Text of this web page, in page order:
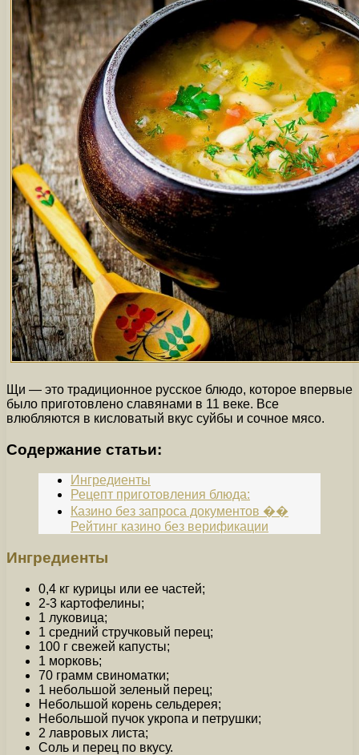
Щи — это традиционное русское блюдо, которое впервые
было приготовлено славянами в 11 веке. Все
влюбляются в кисловатый вкус суйбы и сочное мясо.
Содержание статьи:
Ингредиенты
Рецепт приготовления блюда:
Казино без запроса документов ��
Рейтинг казино без верификации
Ингредиенты
0,4 кг курицы или ее частей;
2-3 картофелины;
1 луковица;
1 средний стручковый перец;
100 г свежей капусты;
1 морковь;
70 грамм свиноматки;
1 небольшой зеленый перец;
Небольшой корень сельдерея;
Небольшой пучок укропа и петрушки;
2 лавровых листа;
Соль и перец по вкусу.